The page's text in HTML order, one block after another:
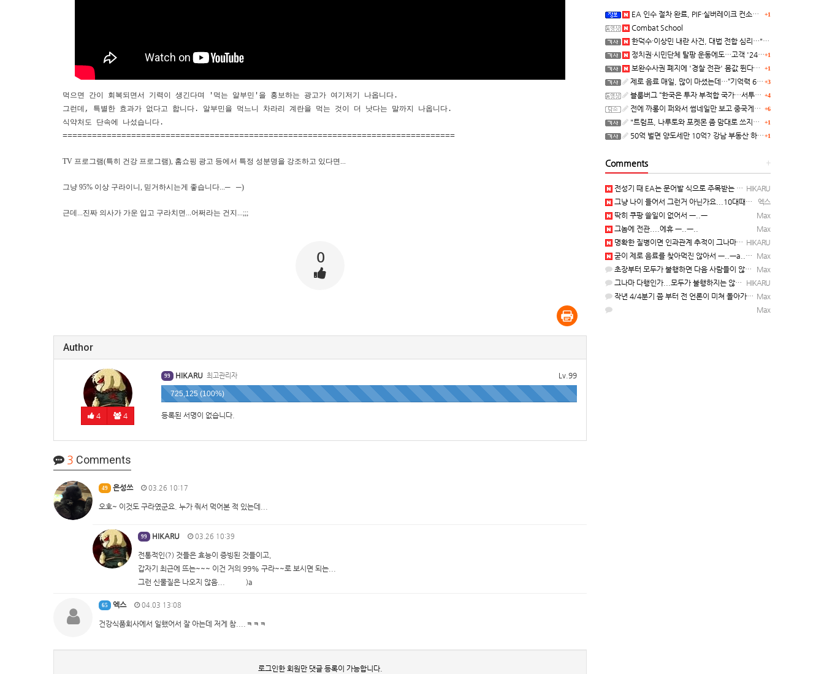
먹으면 간이 회복되면서 기력이 생긴다며 '먹는 알부민'을 홍보하는 광고가 여기저기 나옵니다.
그런데, 특별한 효과가 없다고 합니다. 알부민을 먹느니 차라리 계란을 먹는 것이 더 낫다는 말까지 나옵니다.
식약처도 단속에 나섰습니다.
================================================================================
TV 프로그램(특히 건강 프로그램), 홈쇼핑 광고 등에서 특정 성분명을 강조하고 있다면...
그냥 95% 이상 구라이니, 믿거하시는게 좋습니다...─ ─)
근데...진짜 의사가 가운 입고 구라치면...어쩌라는 건지...;;;
0
Author
4 4
Lv.99
99 HIKARU 최고관리자
725,125 (100%)
등록된 서명이 없습니다.
3 Comments
49 은성쓰 03.26 10:17
오호~ 이것도 구라였군요. 누가 줘서 먹어본 적 있는데...
99 HIKARU 03.26 10:39
전통적인(?) 것들은 효능이 증빙된 것들이고,
갑자기 최근에 뜨는~~~ 이건 거의 99% 구라~~로 보시면 되는...
그런 신물질은 나오지 않음...─ ─)a
65 엑스 04.03 13:08
건강식품회사에서 일했어서 잘 아는데 저게 참....ㅋㅋㅋ
로그인한 회원만 댓글 등록이 가능합니다.
+1
EA 인수 절차 완료, PIF·실버레이크 컨소시엄 산하 편입
Combat School
한덕수·이상민 내란 사건, 대법 전합 심리…"역사적 사법평가"(종합)
+1
정치권·시민단체 탈팡 운동에도…고객 '2470만명' 원상 회복, "고물가에 돌팡"
+1
보완수사권 폐지에 '경찰 전관' 몸값 뛴다…대형 로펌 영입전쟁
+3
제로 음료 매일, 많이 마셨는데…“기억력 62% 더 빨리 떨어진다
+4
블룸버그 “한국은 투자 부적합 국가…서투른 정책이 투자자에게 트라우마”
+6
전에 까롱이 퍼와서 썸네일만 보고 중국게임?으로 오해했던
+1
"트럼프, 나루토와 포켓몬 좀 맘대로 쓰지마" 日 정부, 여러번 '공식 우려' 표명
+1
50억 벌면 양도세만 10억? 강남 부동산 하는 말이..
+
Comments
HIKARU
전성기 때 EA는 문어발 식으로 주목받는 개발 스튜디오 흡수하고, 빙신....만들어서 내다 버리는 걸로 유명…
엑스
그냥 나이 들어서 그런거 아닌가요...10대때부터 20대떄까지 관찰한거면 몰라도...
Max
딱히 쿠팡 쓸일이 없어서 ㅡ..ㅡ
Max
그놈에 전관....에휴 ㅡ..ㅡ..
HIKARU
명확한 질병이면 인과관계 추적이 그나마 가능한데... 기억력 감퇴는 상대적인 거고, 개인 편차가 심해서...…
Max
굳이 제로 음료를 찾아먹진 않아서 ㅡ..ㅡa... 근데...8년이면 그만큼 나이가 먹었단거니... 자연스런 …
Max
초장부터 모두가 불행하면 다음 사람들이 않낚이죠 ㅡ..ㅡy~
HIKARU
그나마 다행인가...모두가 불행하지는 않았으니....
Max
작년 4/4분기 쯤 부터 전 언론이 미쳐 돌아가기 시작 했었음. 그덕에 그후 몇달간은 나름 재미 본 사람들도…
Max